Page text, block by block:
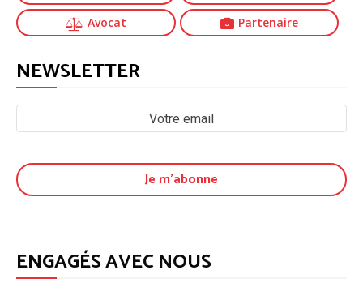
Avocat Partenaire
NEWSLETTER
ENGAGÉS AVEC NOUS